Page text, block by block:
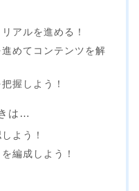
アルを進める！
めてコンテンツを解
握しよう！
は…
よう！
編成しよう！